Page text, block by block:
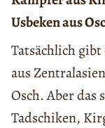
Usbeken aus
Tatsächlich
aus
Osch. Aber das
Tadschiken,